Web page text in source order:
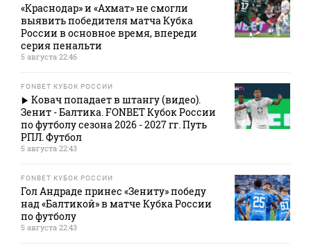
«Краснодар» и «Ахмат» не смогли
выявить победителя матча Кубка
России в основное время, впереди
серия пенальти
5 августа 22:46
FONBET КУБОК РОССИИ
Ковач попадает в штангу (видео).
Зенит - Балтика. FONBET Кубок России
по футболу сезона 2026 - 2027 гг. Путь
РПЛ. Футбол
5 августа 22:43
FONBET КУБОК РОССИИ
Гол Андраде принес «Зениту» победу
над «Балтикой» в матче Кубка России
по футболу
5 августа 22:43